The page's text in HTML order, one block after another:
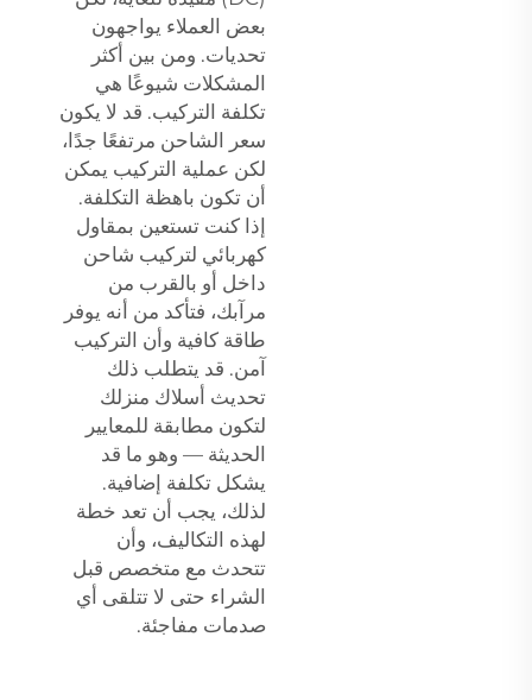
بعض العملاء يواجهون
تحديات. ومن بين أكثر
المشكلات شيوعًا هي
تكلفة التركيب. قد لا يكون
سعر الشاحن مرتفعًا جدًا،
لكن عملية التركيب يمكن
أن تكون باهظة التكلفة.
إذا كنت تستعين بمقاول
كهربائي لتركيب شاحن
داخل أو بالقرب من
مرآبك، فتأكد من أنه يوفر
طاقة كافية وأن التركيب
آمن. قد يتطلب ذلك
تحديث أسلاك منزلك
لتكون مطابقة للمعايير
الحديثة — وهو ما قد
يشكل تكلفة إضافية.
لذلك، يجب أن تعد خطة
لهذه التكاليف، وأن
تتحدث مع متخصص قبل
الشراء حتى لا تتلقى أي
صدمات مفاجئة.